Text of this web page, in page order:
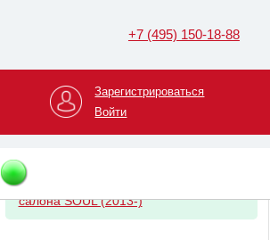
+7 (495) 150-18-88
Зарегистрироваться
Войти
масляный Kia & Hyundai
6 авг 20:22
Запрос клиента:Фильтр салона на
KIA Soul(XWEJP8*****)
Ответ менеджера:
-HYUNDAI/KIA 97133B2000 Фильтр
салона SOUL (2013-)